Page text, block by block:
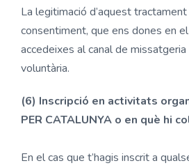
La legitimació d’aquest
consentiment, que ens dones en
accedeixes al canal de
voluntària.
(6) Inscripció en activitats
PER CATALUNYA o en què hi
En el cas que t’hagis inscrit a